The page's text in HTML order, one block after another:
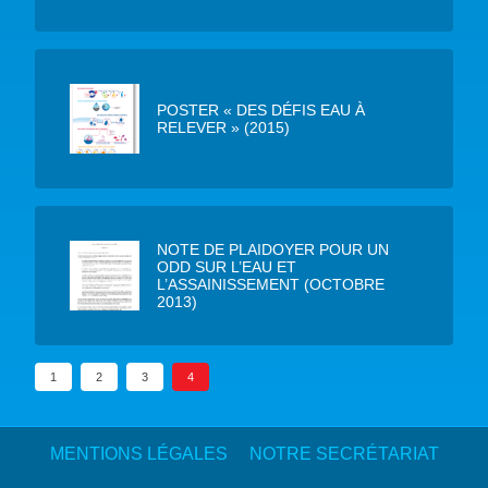
POSTER « DES DÉFIS EAU À
RELEVER » (2015)
NOTE DE PLAIDOYER POUR UN
ODD SUR L’EAU ET
L’ASSAINISSEMENT (OCTOBRE
2013)
1 2 3 4
MENTIONS LÉGALES NOTRE SECRÉTARIAT